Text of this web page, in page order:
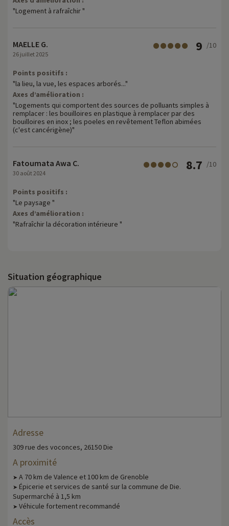
"Logement à rafraîchir "
MAELLE G.
26 juillet 2025
9 /10
Points positifs :
"la lieu, la vue, les espaces arborés..."
Axes d’amélioration :
"Logements qui comportent des sources de polluants simples à
remplacer : les bouilloires en plastique à remplacer par des
bouilloires en inox ; les poeles en revêtement Teflon abimées
(c'est cancérigène)"
Fatoumata Awa C.
30 août 2024
8.7 /10
Points positifs :
"Le paysage "
Axes d’amélioration :
"Rafraîchir la décoration intérieure "
Situation géographique
Adresse
309 rue des voconces, 26150 Die
A proximité
➤ A 70 km de Valence et 100 km de Grenoble
➤ Épicerie et services de santé sur la commune de Die.
Supermarché à 1,5 km
➤ Véhicule fortement recommandé
Accès